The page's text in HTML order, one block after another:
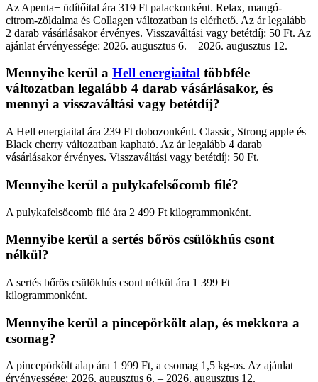
Az Apenta+ üdítőital ára 319 Ft palackonként. Relax, mangó-
citrom-zöldalma és Collagen változatban is elérhető. Az ár legalább
2 darab vásárlásakor érvényes. Visszaváltási vagy betétdíj: 50 Ft. Az
ajánlat érvényessége: 2026. augusztus 6. – 2026. augusztus 12.
Mennyibe kerül a Hell energiaital többféle
változatban legalább 4 darab vásárlásakor, és
mennyi a visszaváltási vagy betétdíj?
A Hell energiaital ára 239 Ft dobozonként. Classic, Strong apple és
Black cherry változatban kapható. Az ár legalább 4 darab
vásárlásakor érvényes. Visszaváltási vagy betétdíj: 50 Ft.
Mennyibe kerül a pulykafelsőcomb filé?
A pulykafelsőcomb filé ára 2 499 Ft kilogrammonként.
Mennyibe kerül a sertés bőrös csülökhús csont
nélkül?
A sertés bőrös csülökhús csont nélkül ára 1 399 Ft
kilogrammonként.
Mennyibe kerül a pincepörkölt alap, és mekkora a
csomag?
A pincepörkölt alap ára 1 999 Ft, a csomag 1,5 kg-os. Az ajánlat
érvényessége: 2026. augusztus 6. – 2026. augusztus 12.